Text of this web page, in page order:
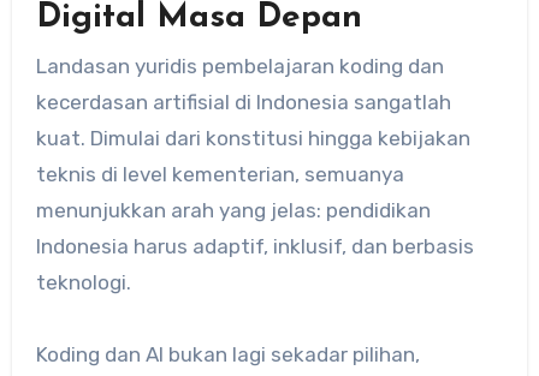
Digital Masa Depan
Landasan yuridis pembelajaran koding dan
kecerdasan artifisial di Indonesia sangatlah
kuat. Dimulai dari konstitusi hingga kebijakan
teknis di level kementerian, semuanya
menunjukkan arah yang jelas: pendidikan
Indonesia harus adaptif, inklusif, dan berbasis
teknologi.
Koding dan AI bukan lagi sekadar pilihan,